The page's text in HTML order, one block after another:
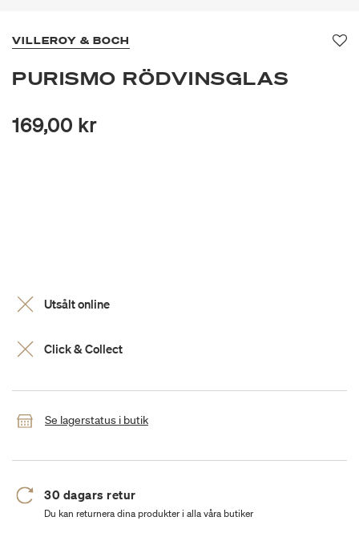
VILLEROY & BOCH
PURISMO RÖDVINSGLAS
169,00 kr
Utsålt online
Click & Collect
Se lagerstatus i butik
30 dagars retur
Du kan returnera dina produkter i alla våra butiker